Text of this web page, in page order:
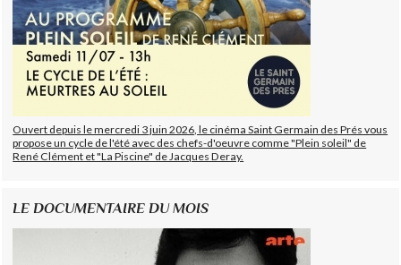
Ouvert depuis le mercredi 3 juin 2026, le cinéma Saint Germain des Prés vous
propose un cycle de l'été avec des chefs-d'oeuvre comme "Plein soleil" de
René Clément et "La Piscine" de Jacques Deray.
LE DOCUMENTAIRE DU MOIS